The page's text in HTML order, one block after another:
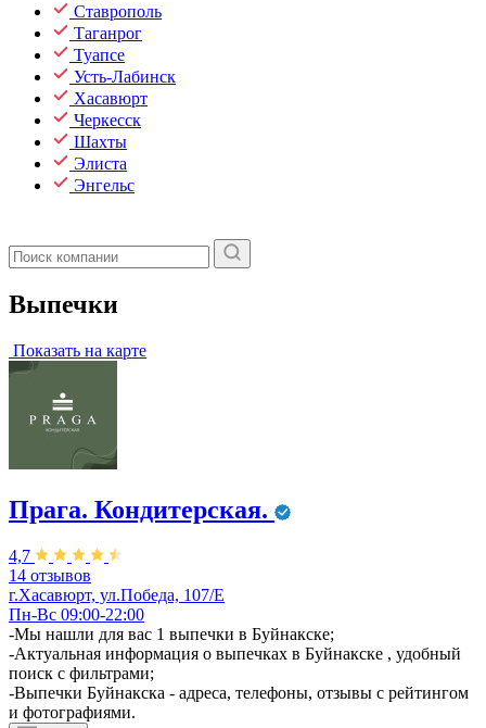
Ставрополь
Таганрог
Туапсе
Усть-Лабинск
Хасавюрт
Черкесск
Шахты
Элиста
Энгельс
Выпечки
Показать на карте
Прага. Кондитерская.
4,7
14 отзывов
г.Хасавюрт, ул.Победа, 107/Е
Пн-Вс 09:00-22:00
-Мы нашли для вас 1 выпечки в Буйнакске;
-Актуальная информация о выпечках в Буйнакске , удобный
поиск с фильтрами;
-Выпечки Буйнакска - адреса, телефоны, отзывы с рейтингом
и фотографиями.